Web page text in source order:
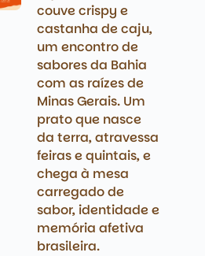
couve crispy e
castanha de caju,
um encontro de
sabores da Bahia
com as raízes de
Minas Gerais. Um
prato que nasce
da terra, atravessa
feiras e quintais, e
chega à mesa
carregado de
sabor, identidade e
memória afetiva
brasileira.